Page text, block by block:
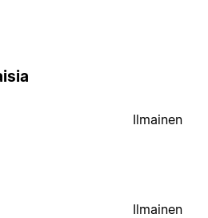
Ilmainen
Ilmainen